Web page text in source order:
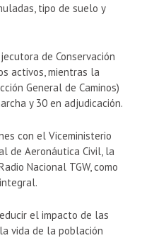
tipo de suelo y
de Conservación
activos, mientras la
General de Caminos)
y 30 en adjudicación.
con el Viceministerio
de Aeronáutica Civil, la
Nacional TGW, como
el impacto de las
vida de la población